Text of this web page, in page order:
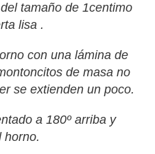
tamaño de 1centimo
lisa .
con una lámina de
de masa no
se extienden un poco.
a 180º arriba y
horno.